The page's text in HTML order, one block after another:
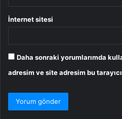
İnternet sitesi
Daha sonraki yorumlarımda
adresim ve site adresim bu